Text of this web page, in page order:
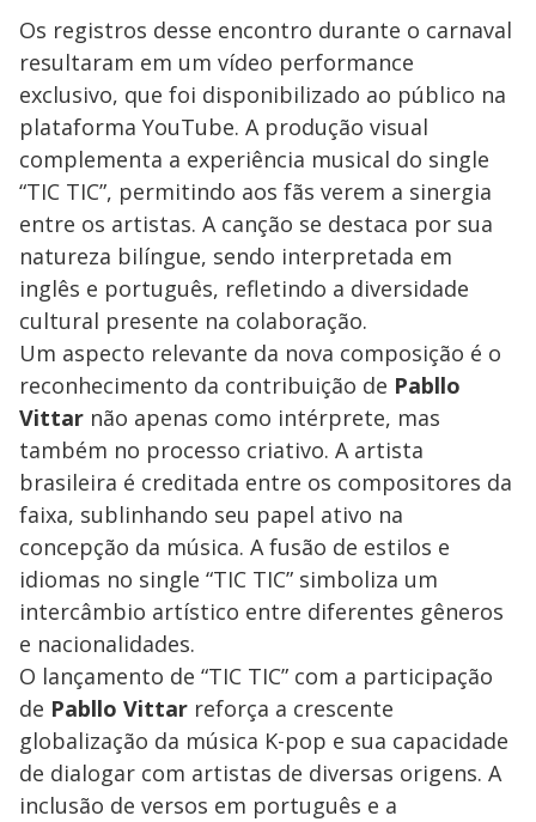
Os registros desse encontro durante o carnaval
resultaram em um vídeo performance
exclusivo, que foi disponibilizado ao público na
plataforma YouTube. A produção visual
complementa a experiência musical do single
“TIC TIC”, permitindo aos fãs verem a sinergia
entre os artistas. A canção se destaca por sua
natureza bilíngue, sendo interpretada em
inglês e português, refletindo a diversidade
cultural presente na colaboração.
Um aspecto relevante da nova composição é o
reconhecimento da contribuição de Pabllo
Vittar não apenas como intérprete, mas
também no processo criativo. A artista
brasileira é creditada entre os compositores da
faixa, sublinhando seu papel ativo na
concepção da música. A fusão de estilos e
idiomas no single “TIC TIC” simboliza um
intercâmbio artístico entre diferentes gêneros
e nacionalidades.
O lançamento de “TIC TIC” com a participação
de Pabllo Vittar reforça a crescente
globalização da música K-pop e sua capacidade
de dialogar com artistas de diversas origens. A
inclusão de versos em português e a